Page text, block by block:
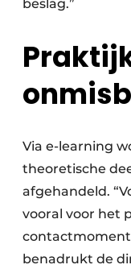
beslag.”
Via e-learning
theoretische
afgehandeld.
vooral voor het
benadrukt de